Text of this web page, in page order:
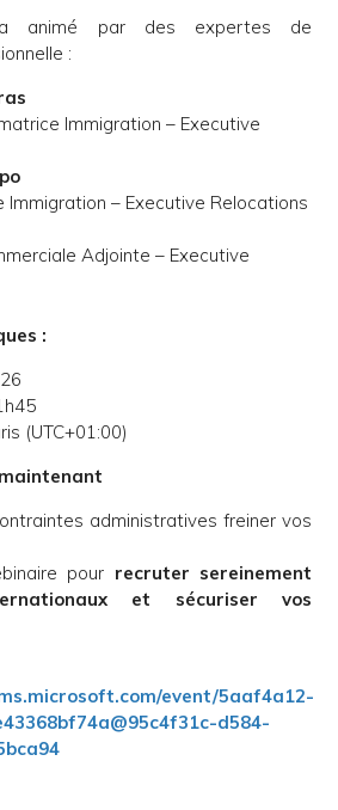
animé par des expertes de
:
Immigration – Executive
Immigration – Executive Relocations
Adjointe – Executive
:
(UTC+01:00)
administratives freiner vos
pour recruter sereinement
et sécuriser vos
event/5aaf4a12-
d584-